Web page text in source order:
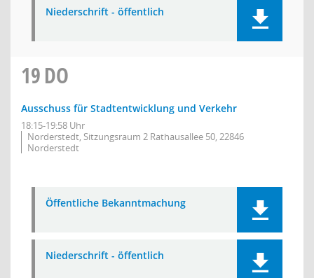
Niederschrift - öffentlich
19DO
Ausschuss für Stadtentwicklung und Verkehr
18:15-19:58 Uhr
Norderstedt, Sitzungsraum 2 Rathausallee 50, 22846
Norderstedt
Öffentliche Bekanntmachung
Niederschrift - öffentlich